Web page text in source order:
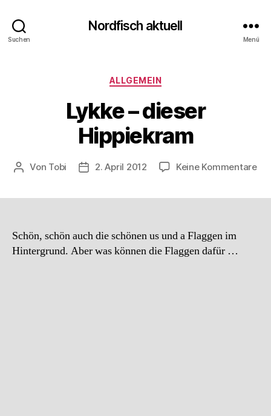
Suchen
Nordfisch aktuell
Menü
Kategorien
ALLGEMEIN
Lykke – dieser
Hippiekram
Beitragsautor
Von Tobi Beitragsdatum
2. April 2012 Keine Kommentarezu
Schön, schön auch die schönen us und a Flaggen im
Hintergrund. Aber was können die Flaggen dafür …